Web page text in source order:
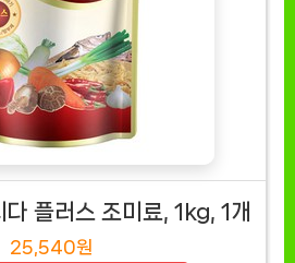
플러스 조미료, 1kg, 1개
25,540원